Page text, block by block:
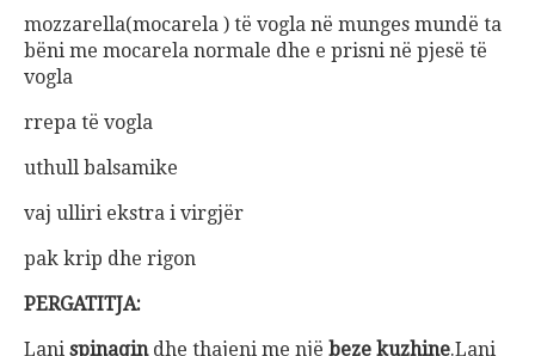
mozzarella(mocarela ) të vogla në munges mundë ta
bëni me mocarela normale dhe e prisni në pjesë të
vogla
rrepa të vogla
uthull balsamike
vaj ulliri ekstra i virgjër
pak krip dhe rigon
PERGATITJA:
Lani spinaqindhe thajeni me një beze kuzhine.Lani